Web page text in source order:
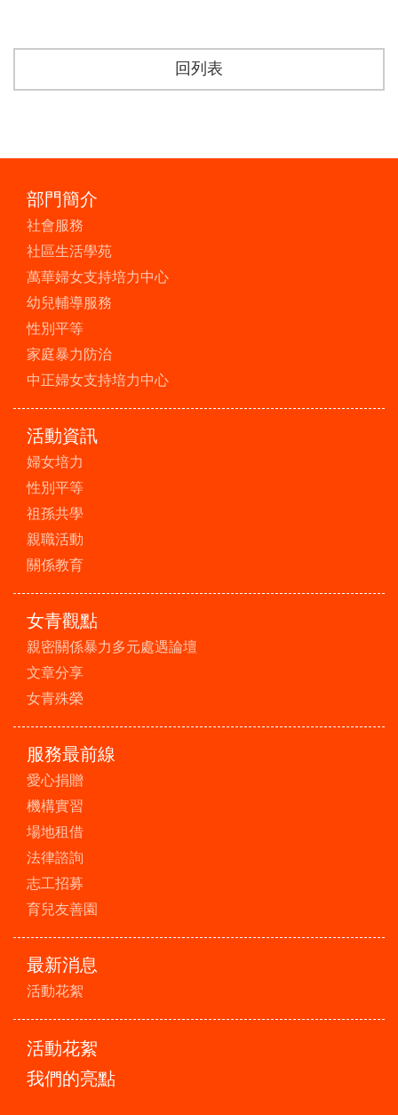
回列表
部門簡介
社會服務
社區生活學苑
萬華婦女支持培力中心
幼兒輔導服務
性別平等
家庭暴力防治
中正婦女支持培力中心
活動資訊
婦女培力
性別平等
祖孫共學
親職活動
關係教育
女青觀點
親密關係暴力多元處遇論壇
文章分享
女青殊榮
服務最前線
愛心捐贈
機構實習
場地租借
法律諮詢
志工招募
育兒友善園
最新消息
活動花絮
活動花絮
我們的亮點